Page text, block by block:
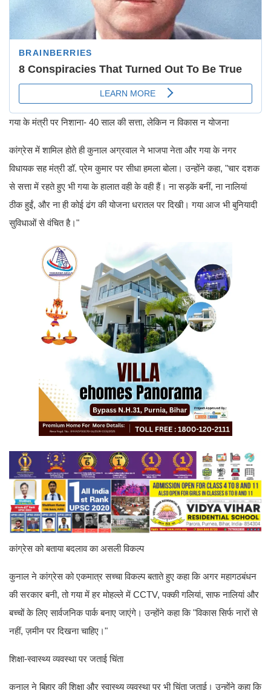
गया के मंत्री पर निशाना- 40 साल की सत्ता, लेकिन न विकास न योजना
कांग्रेस में शामिल होते ही कुनाल अग्रवाल ने भाजपा नेता और गया के नगर
विधायक सह मंत्री डॉ. प्रेम कुमार पर सीधा हमला बोला। उन्होंने कहा, "चार दशक
से सत्ता में रहते हुए भी गया के हालात वही के वही हैं। ना सड़कें बनीं, ना नालियां
ठीक हुईं, और ना ही कोई ढंग की योजना धरातल पर दिखी। गया आज भी बुनियादी
सुविधाओं से वंचित है।"
कांग्रेस को बताया बदलाव का असली विकल्प
कुनाल ने कांग्रेस को एकमात्र सच्चा विकल्प बताते हुए कहा कि अगर महागठबंधन
की सरकार बनी, तो गया में हर मोहल्ले में CCTV, पक्की गलियां, साफ नालियां और
बच्चों के लिए सार्वजनिक पार्क बनाए जाएंगे। उन्होंने कहा कि "विकास सिर्फ नारों से
नहीं, ज़मीन पर दिखना चाहिए।"
शिक्षा-स्वास्थ्य व्यवस्था पर जताई चिंता
कुनाल ने बिहार की शिक्षा और स्वास्थ्य व्यवस्था पर भी चिंता जताई। उन्होंने कहा कि